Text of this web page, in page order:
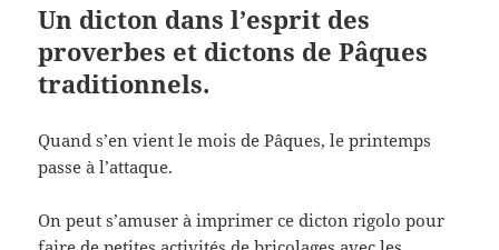
Un dicton dans l’esprit des
proverbes et dictons de Pâques
traditionnels.
Quand s’en vient le mois de Pâques, le printemps
passe à l’attaque.
On peut s’amuser à imprimer ce dicton rigolo pour